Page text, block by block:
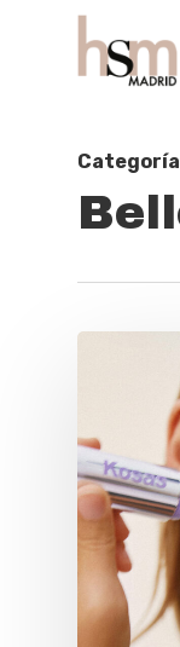
Categoría